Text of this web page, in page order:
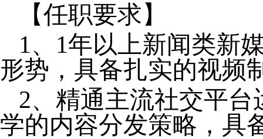
【任职要求】
1、1年以上新闻类新
形势，具备扎实的视频
2、精通主流社交平
学的内容分发策略，具